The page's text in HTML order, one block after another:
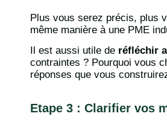
Plus vous serez précis, plus
même manière à une PME
Il est aussi utile de réfléchir
contraintes ? Pourquoi vous
réponses que vous
Etape 3 : Clarifier vos